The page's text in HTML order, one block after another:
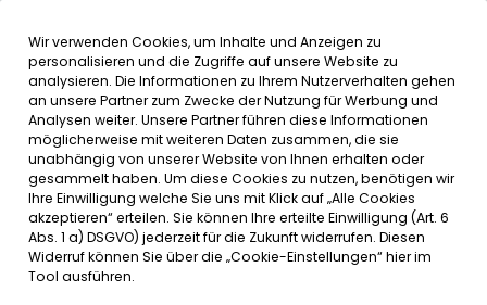
MENÜ
SERVICE
DATUMSMENÜ
JAHR WÄHLEN
MONAT WÄHLEN
Wir verwenden Cookies, um Inhalte und Anzeigen zu
personalisieren und die Zugriffe auf unsere Website zu
analysieren. Die Informationen zu Ihrem Nutzerverhalten gehen
an unsere Partner zum Zwecke der Nutzung für Werbung und
Analysen weiter. Unsere Partner führen diese Informationen
möglicherweise mit weiteren Daten zusammen, die sie
unabhängig von unserer Website von Ihnen erhalten oder
gesammelt haben. Um diese Cookies zu nutzen, benötigen wir
Ihre Einwilligung welche Sie uns mit Klick auf „Alle Cookies
akzeptieren“ erteilen. Sie können Ihre erteilte Einwilligung (Art. 6
Abs. 1 a) DSGVO) jederzeit für die Zukunft widerrufen. Diesen
Widerruf können Sie über die „Cookie-Einstellungen“ hier im
Tool ausführen.